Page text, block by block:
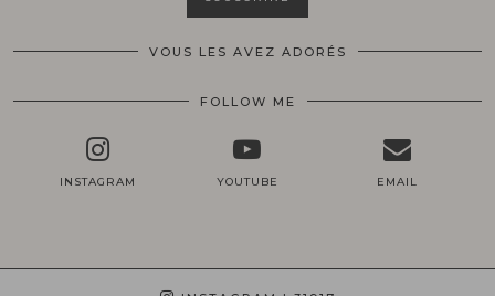
VOUS LES AVEZ ADORÉS
FOLLOW ME
INSTAGRAM YOUTUBE EMAIL